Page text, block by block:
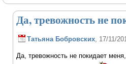
Да, тревожность не
Татьяна Бобровских, 17/11/
Да, тревожность не покидает